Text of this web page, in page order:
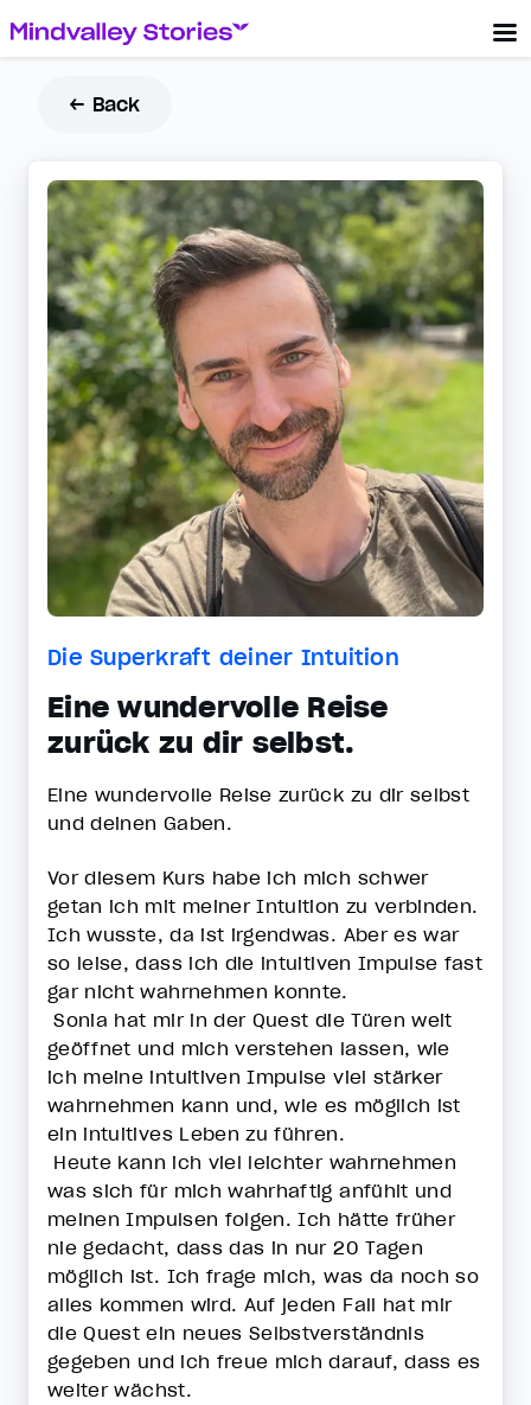
← Back
Die Superkraft deiner Intuition
Eine wundervolle Reise
zurück zu dir selbst.
Eine wundervolle Reise zurück zu dir selbst
und deinen Gaben.
Vor diesem Kurs habe ich mich schwer
getan ich mit meiner Intuition zu verbinden.
Ich wusste, da ist irgendwas. Aber es war
so leise, dass ich die intuitiven Impulse fast
gar nicht wahrnehmen konnte.
Sonia hat mir in der Quest die Türen weit
geöffnet und mich verstehen lassen, wie
ich meine intuitiven Impulse viel stärker
wahrnehmen kann und, wie es möglich ist
ein intuitives Leben zu führen.
Heute kann ich viel leichter wahrnehmen
was sich für mich wahrhaftig anfühlt und
meinen Impulsen folgen. Ich hätte früher
nie gedacht, dass das in nur 20 Tagen
möglich ist. Ich frage mich, was da noch so
alles kommen wird. Auf jeden Fall hat mir
die Quest ein neues Selbstverständnis
gegeben und ich freue mich darauf, dass es
weiter wächst.